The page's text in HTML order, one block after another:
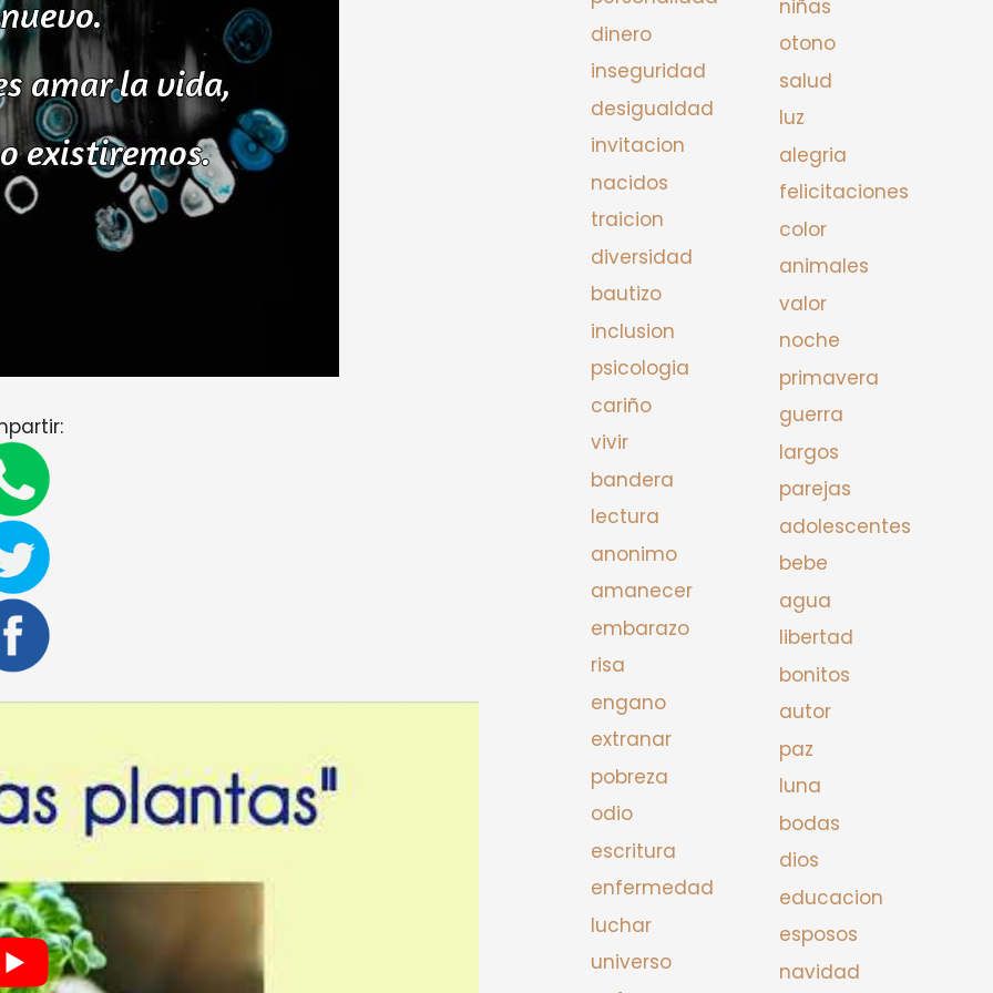
dinero
inseguridad
desigualdad
invitacion
nacidos
traicion
diversidad
bautizo
inclusion
psicologia
cariño
vivir
bandera
lectura
anonimo
amanecer
embarazo
risa
engano
extranar
pobreza
odio
escritura
enfermedad
luchar
universo
niñas
otono
salud
luz
alegria
felicitaciones
color
animales
valor
noche
primavera
guerra
largos
parejas
adolescentes
bebe
agua
libertad
bonitos
autor
paz
luna
bodas
dios
educacion
esposos
navidad